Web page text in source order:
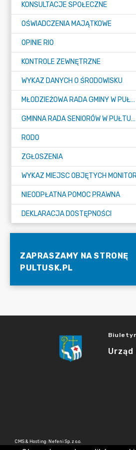
KONSULTACJE SPOŁECZNE
OŚWIADCZENIA MAJĄTKOWE
OPINIE RIO
KONTROLE ZEWNĘTRZNE
WYKAZ DANYCH O ŚRODOWISKU
MŁODZIEŻOWA RADA GMINY W PUŁTUSKU
GMINNA RADA SENIORÓW W PUŁTUSKU
RODO
ZGŁOSZENIA
NIEODPŁATNA POMOC PRAWNA
DEKLARACJA DOSTĘPNOŚCI
ZAPRASZAMY NA STRONĘ
PULTUSK.PL
Urząd
CMS & Hosting: Nefeni Sp. z o.o.